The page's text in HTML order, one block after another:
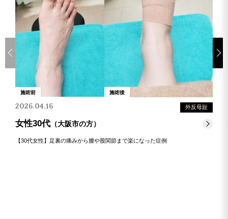
施術前 施術後
2026.04.16 外反母趾
女性30代 （大阪市の方）
【30代女性】足裏の痛みから腰や股関節まで楽になった症例